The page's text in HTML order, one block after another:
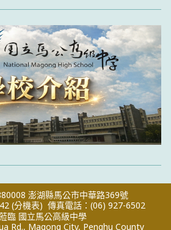
澎湖縣馬公市中華路369號
(分機表) 傳真電話：(06) 927-6502
臨 國立馬公高級中學
Rd., Magong City, Penghu County